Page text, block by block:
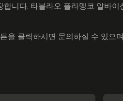
니다. 타블라오 플라멩코 알바
클릭하시면 문의하실 수 있으